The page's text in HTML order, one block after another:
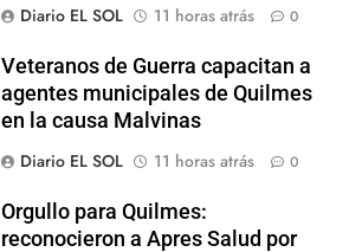
Diario EL SOL
11 horas atrás 0
Veteranos de Guerra capacitan a
agentes municipales de Quilmes
en la causa Malvinas
Diario EL SOL
11 horas atrás 0
Orgullo para Quilmes:
reconocieron a Apres Salud por